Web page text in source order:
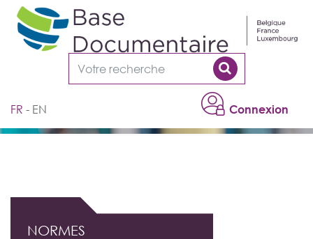
Connexion
FR EN
NORMES
Cookies management panel